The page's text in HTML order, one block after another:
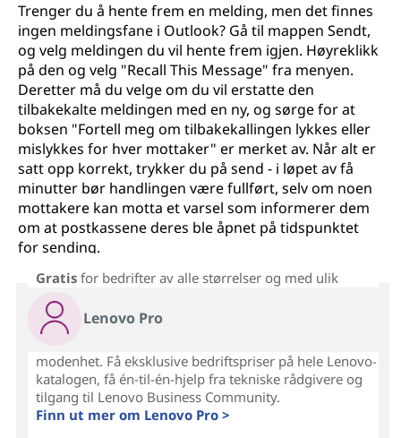
Trenger du å hente frem en melding, men det finnes
ingen meldingsfane i Outlook? Gå til mappen Sendt,
og velg meldingen du vil hente frem igjen. Høyreklikk
på den og velg "Recall This Message" fra menyen.
Deretter må du velge om du vil erstatte den
tilbakekalte meldingen med en ny, og sørge for at
boksen "Fortell meg om tilbakekallingen lykkes eller
mislykkes for hver mottaker" er merket av. Når alt er
satt opp korrekt, trykker du på send - i løpet av få
minutter bør handlingen være fullført, selv om noen
mottakere kan motta et varsel som informerer dem
om at postkassene deres ble åpnet på tidspunktet
for sending.
Lenovo Pro
Gratisfor bedrifter av alle størrelser og med ulik
modenhet. Få eksklusive bedriftspriser på hele Lenovo-
katalogen, få én-til-én-hjelp fra tekniske rådgivere og
tilgang til Lenovo Business Community.
Finn ut mer om Lenovo Pro >